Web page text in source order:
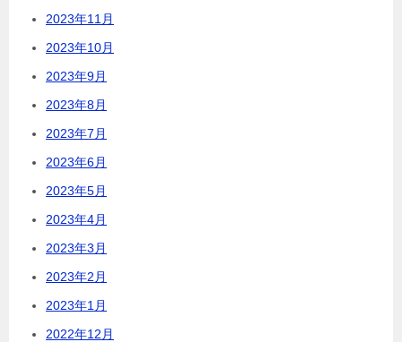
2023年11月
2023年10月
2023年9月
2023年8月
2023年7月
2023年6月
2023年5月
2023年4月
2023年3月
2023年2月
2023年1月
2022年12月